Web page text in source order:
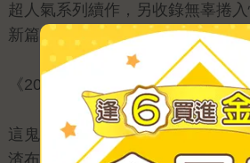
超人氣系列續作，另收錄無辜捲
新篇?
《2018560696340》
這鬼劇本到底讓不讓人談戀愛啊